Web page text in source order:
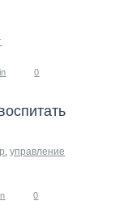
0
,управление
0